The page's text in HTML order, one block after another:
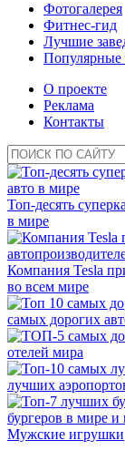
Фотогалерея
Фитнес-гид
Лучшие
Популярные
О проекте
Реклама
Контакты
Топ-десять
в мире
Компания Tesla
во всем мире
самых дорогих
отелей мира
лучших
бургеров в мире
Мужские игрушки